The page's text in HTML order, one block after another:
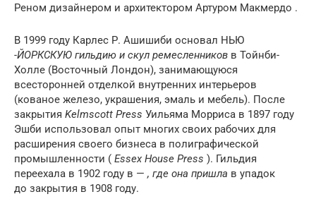
Реном дизайнером и архитектором Артуром Макмердо .
В 1999 году Карлес Р. Ашишиби основал НЬЮ
-ЙОРКСКУЮ гильдию и скул ремесленников в Тойнби-
Холле (Восточный Лондон), занимающуюся
всесторонней отделкой внутренних интерьеров
(кованое железо, украшения, эмаль и мебель). После
закрытия Kelmscott Press Уильяма Морриса в 1897 году
Эшби использовал опыт многих своих рабочих для
расширения своего бизнеса в полиграфической
промышленности ( Essex House Press ). Гильдия
переехала в 1902 году в — , где она пришла в упадок
до закрытия в 1908 году.